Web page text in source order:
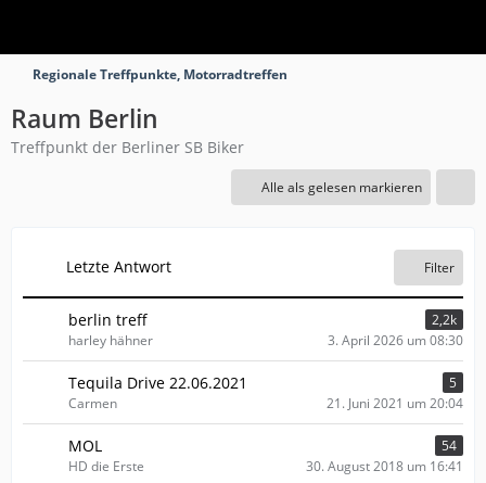
Regionale Treffpunkte, Motorradtreffen
Raum Berlin
Treffpunkt der Berliner SB Biker
Alle als gelesen markieren
Letzte Antwort Filter
berlin treff
2,2k
harley hähner
3. April 2026 um 08:30
Tequila Drive 22.06.2021
5
Carmen
21. Juni 2021 um 20:04
MOL
54
HD die Erste
30. August 2018 um 16:41